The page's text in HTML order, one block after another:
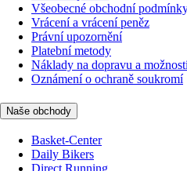
Všeobecné obchodní
Vrácení a vrácení peněz
Právní upozornění
Platební metody
Náklady na dopravu a
Oznámení o ochraně soukromí
Naše obchody
Basket-Center
Daily Bikers